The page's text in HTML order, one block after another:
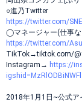
○進乃Twitter
https://twitter.com/
◯マネージャー(仕事
https://twitter.com/
TikTok→tiktok.com/
Instagram→ https://
2018年1月1日~公式ア